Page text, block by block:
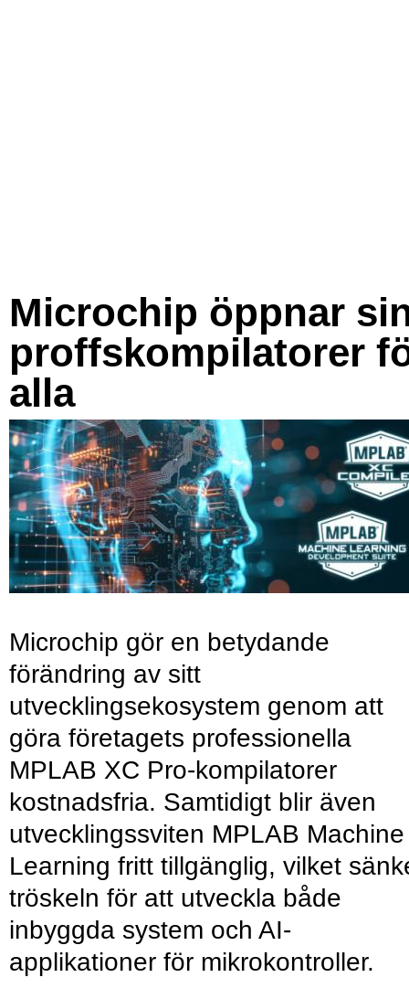
Microchip öppnar
proffskompilatorer
alla
Microchip gör en betydande
förändring av sitt
utvecklingsekosystem genom att
göra företagets professionella
MPLAB XC Pro-kompilatorer
kostnadsfria. Samtidigt blir även
utvecklingssviten MPLAB Machine
Learning fritt tillgänglig, vilket
tröskeln för att utveckla både
inbyggda system och AI-
applikationer för mikrokontroller.